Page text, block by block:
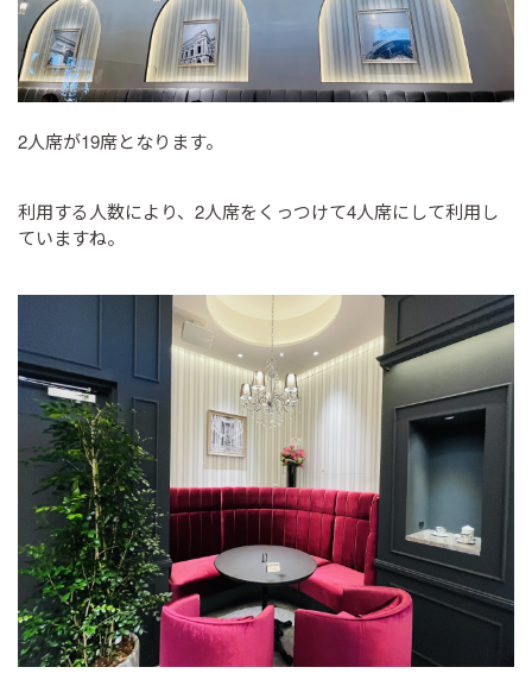
2人席が19席となります。
利用する人数により、2人席をくっつけて4人席にして利用し
ていますね。